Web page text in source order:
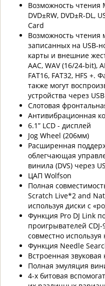
Возможность чтения
DVD±RW, DVD±R-DL,
Card
Возможность чтения
записанных на USB-
карты и внешние
AAC, WAV (16/24-bit),
FAT16, FAT32, HFS +.
также могут
устройства через USB
Слотовая
Антивибрационная
6.1” LCD - дисплей
Jog Wheel (206мм)
Расширенная
облегчающая
винила (DVS) через
ЦАП Wolfson
Полная
Scratch Live*2 and
используя диски с
Функция Pro DJ Link
проигрывателей
совместно
Функция Needle
Встроенная
Полная эмуляция
4-х битовая